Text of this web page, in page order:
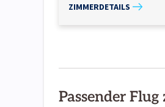
ZIMMERDETAILS
Passender